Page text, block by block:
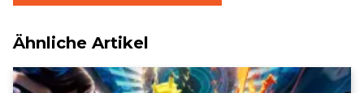
Ähnliche Artikel